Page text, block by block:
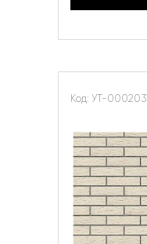
Код: УТ-